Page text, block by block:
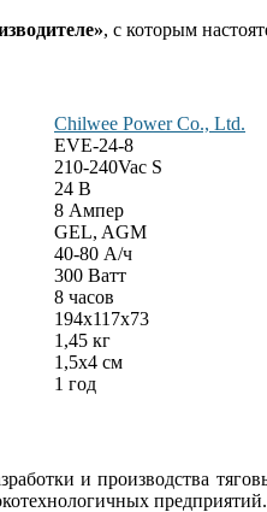
, с которым
Chilwee Power Co., Ltd.
EVE-24-8
210-240Vac S
24 В
8 Ампер
GEL, AGM
40-80 А/ч
300 Ватт
8 часов
194х117х73
1,45 кг
1,5х4 см
1 год
и производства